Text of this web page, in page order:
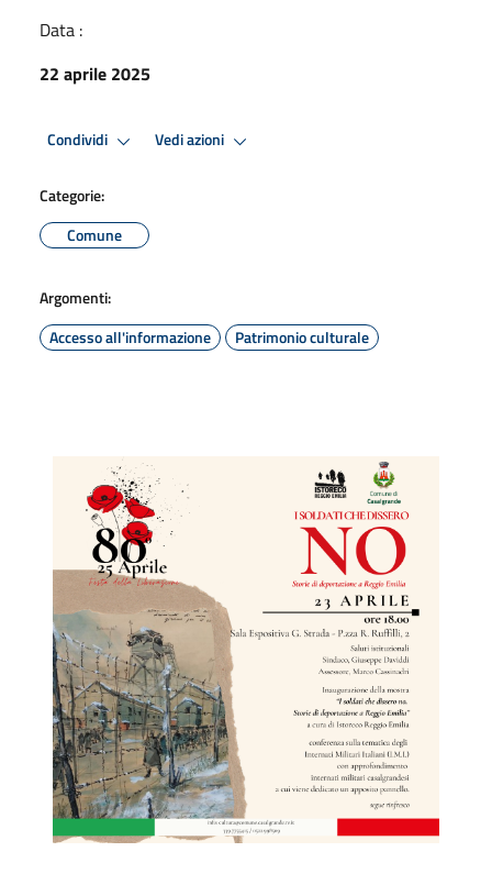
Data :
22 aprile 2025
Condividi Vedi azioni
Categorie:
Comune
Argomenti:
Accesso all'informazione
Patrimonio culturale